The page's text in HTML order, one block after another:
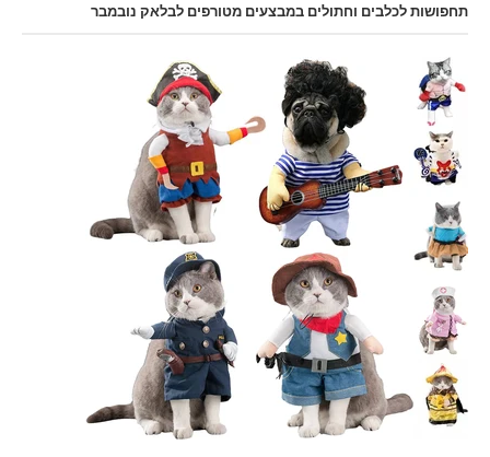
תחפושות לכלבים וחתולים במבצעים מטורפים לבלאק נובמבר